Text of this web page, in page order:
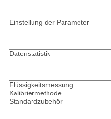
Einstellung der Parameter
Datenstatistik
Flüssigkeitsmessung
Kalibriermethode
Standardzubehör